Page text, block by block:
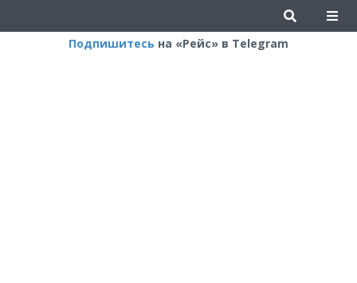
Подпишитесь на «Рейс» в Telegram